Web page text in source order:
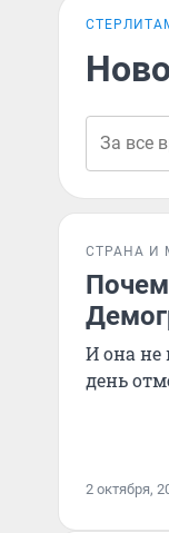
СТРАНА И
И она не
день
2 октября,